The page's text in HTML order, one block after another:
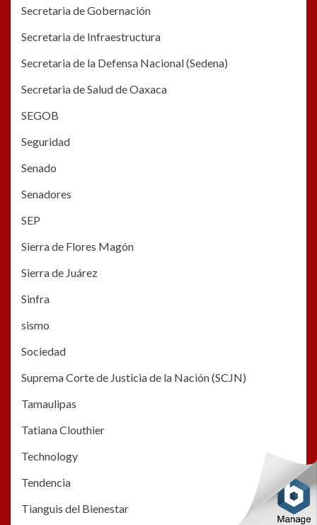
Secretaria de Gobernación
Secretaria de Infraestructura
Secretaria de la Defensa Nacional (Sedena)
Secretaria de Salud de Oaxaca
SEGOB
Seguridad
Senado
Senadores
SEP
Sierra de Flores Magón
Sierra de Juárez
Sinfra
sismo
Sociedad
Suprema Corte de Justicia de la Nación (SCJN)
Tamaulipas
Tatiana Clouthier
Technology
Tendencia
Tianguis del Bienestar